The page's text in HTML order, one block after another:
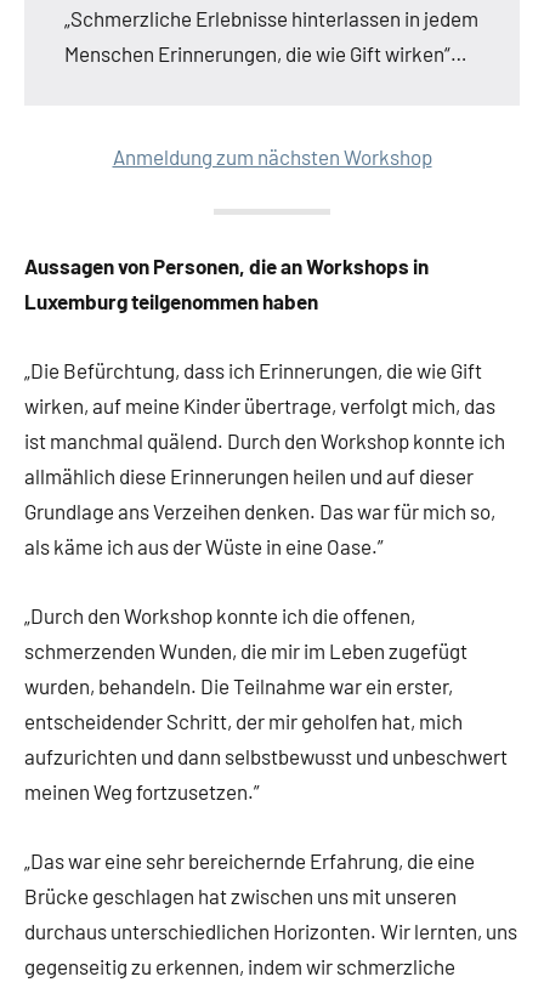
„Schmerzliche Erlebnisse hinterlassen in jedem
Menschen Erinnerungen, die wie Gift wirken“…
Anmeldung zum nächsten Workshop
Aussagen von Personen, die an Workshops in
Luxemburg teilgenommen haben
„Die Befürchtung, dass ich Erinnerungen, die wie Gift
wirken, auf meine Kinder übertrage, verfolgt mich, das
ist manchmal quälend. Durch den Workshop konnte ich
allmählich diese Erinnerungen heilen und auf dieser
Grundlage ans Verzeihen denken. Das war für mich so,
als käme ich aus der Wüste in eine Oase.”
„Durch den Workshop konnte ich die offenen,
schmerzenden Wunden, die mir im Leben zugefügt
wurden, behandeln. Die Teilnahme war ein erster,
entscheidender Schritt, der mir geholfen hat, mich
aufzurichten und dann selbstbewusst und unbeschwert
meinen Weg fortzusetzen.”
„Das war eine sehr bereichernde Erfahrung, die eine
Brücke geschlagen hat zwischen uns mit unseren
durchaus unterschiedlichen Horizonten. Wir lernten, uns
gegenseitig zu erkennen, indem wir schmerzliche